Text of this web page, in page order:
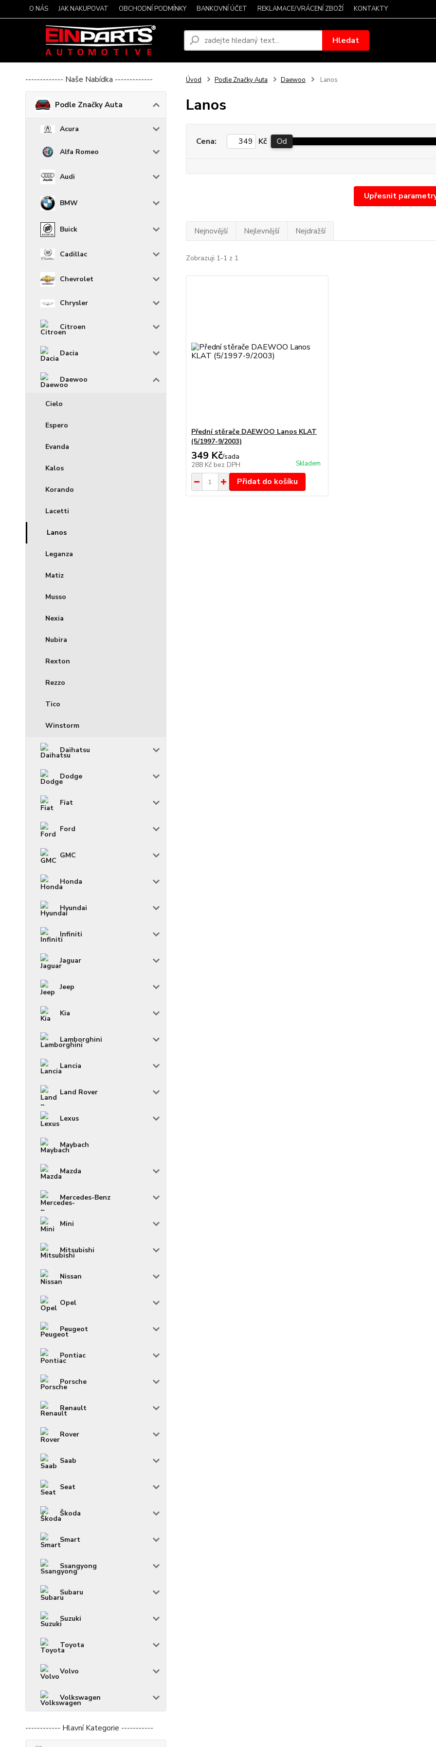
O NÁS JAK NAKUPOVAT OBCHODNÍ PODMÍNKY BANKOVNÍ ÚČET REKLAMACE/VRÁCENÍ ZBOŽÍ KONTAKTY
Hledat
------------- Naše Nabídka -------------
Podle Značky Auta
Acura
Alfa Romeo
Audi
BMW
Buick
Cadillac
Chevrolet
Chrysler
Citroen
Dacia
Daewoo
Cielo
Espero
Evanda
Kalos
Korando
Lacetti
Lanos
Leganza
Matiz
Musso
Nexia
Nubira
Rexton
Rezzo
Tico
Winstorm
Daihatsu
Dodge
Fiat
Ford
GMC
Honda
Hyundai
Infiniti
Jaguar
Jeep
Kia
Lamborghini
Lancia
Land Rover
Lexus
Maybach
Mazda
Mercedes-Benz
Mini
Mitsubishi
Nissan
Opel
Peugeot
Pontiac
Porsche
Renault
Rover
Saab
Seat
Škoda
Smart
Ssangyong
Subaru
Suzuki
Toyota
Volvo
Volkswagen
------------ Hlavní Kategorie -----------
Úvod Podle Značky Auta Daewoo Lanos
Lanos
Upřesnit
Cena: Kč Od
Nejnovější Nejlevnější Nejdražší
Zobrazuji 1-1 z 1
Přední stěrače DAEWOO Lanos KLAT
(5/1997-9/2003)
349 Kč/sada
288 Kč bez DPH Skladem
Přidat do košíku